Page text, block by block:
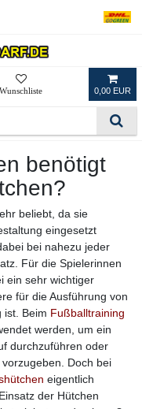
0,00 EUR
benötigt
beliebt, da sie
eingesetzt
bei nahezu jeder
Für die Spielerinnen
ein sehr wichtiger
für die Ausführung von
ist. Beim Fußballtraining
werden, um ein
durchzuführen oder
Doch bei
eigentlich
der Hütchen